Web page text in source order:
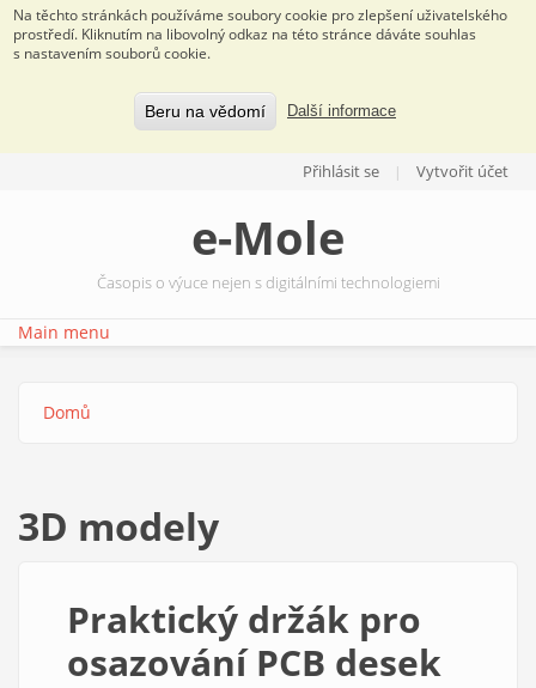
Na těchto stránkách používáme soubory cookie pro zlepšení uživatelského
prostředí. Kliknutím na libovolný odkaz na této stránce dáváte souhlas
s nastavením souborů cookie.
Beru na vědomí Další informace
Přihlásit se Vytvořit účet
e-Mole
Časopis o výuce nejen s digitálními technologiemi
Main menu
Jste zde
Domů
3D modely
Praktický držák pro
osazování PCB desek